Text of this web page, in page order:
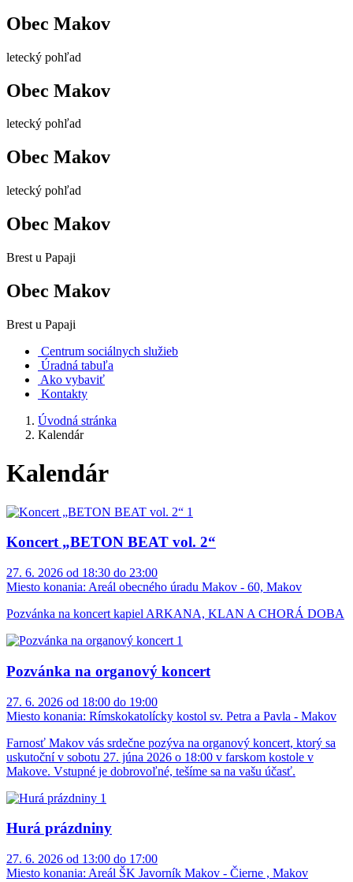
Obec Makov
letecký pohľad
Obec Makov
letecký pohľad
Obec Makov
letecký pohľad
Obec Makov
Brest u Papaji
Obec Makov
Brest u Papaji
Centrum sociálnych služieb
Úradná tabuľa
Ako vybaviť
Kontakty
Úvodná stránka
Kalendár
Kalendár
Koncert „BETON BEAT vol. 2“
27. 6. 2026 od 18:30 do 23:00
Miesto konania: Areál obecného úradu Makov - 60, Makov
Pozvánka na koncert kapiel ARKANA, KLAN A CHORÁ DOBA
Pozvánka na organový koncert
27. 6. 2026 od 18:00 do 19:00
Miesto konania: Rímskokatolícky kostol sv. Petra a Pavla - Makov
Farnosť Makov vás srdečne pozýva na organový koncert, ktorý sa
uskutoční v sobotu 27. júna 2026 o 18:00 v farskom kostole v
Makove. Vstupné je dobrovoľné, tešíme sa na vašu účasť.
Hurá prázdniny
27. 6. 2026 od 13:00 do 17:00
Miesto konania: Areál ŠK Javorník Makov - Čierne , Makov